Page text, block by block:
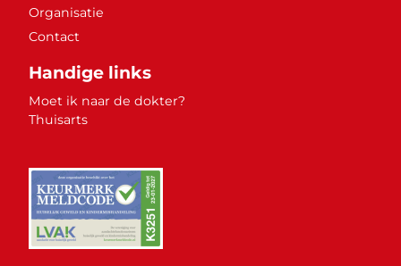
Organisatie
Contact
Handige links
Moet ik naar de dokter?
Thuisarts